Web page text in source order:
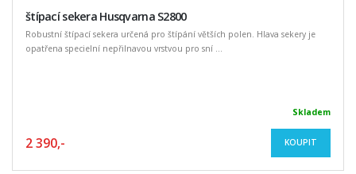
štípací sekera Husqvarna S2800
Robustní štípací sekera určená pro štípání větších polen. Hlava sekery je
opatřena specielní nepřilnavou vrstvou pro sní ...
Skladem
2 390,- KOUPIT